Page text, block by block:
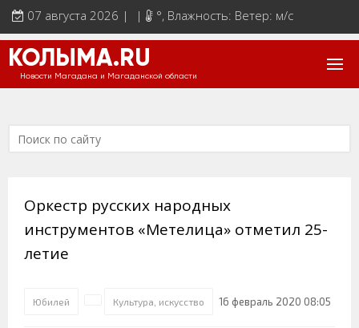
07 августа 2026 | | °, Влажность: Ветер: м/с
КОЛЫМА.RU
Новости Магадана и Магаданской области
Оркестр русских народных
инструментов «Метелица» отметил 25-
летие
Юбилей Культура, искусство 16 февраль 2020 08:05